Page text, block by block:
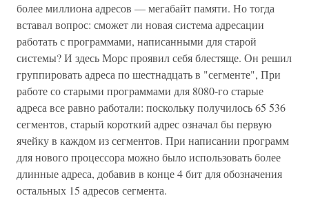
более миллиона адресов — мегабайт памяти. Но тогда
вставал вопрос: сможет ли новая система адресации
работать с программами, написанными для старой
системы? И здесь Морс проявил себя блестяще. Он решил
группировать адреса по шестнадцать в "сегменте", При
работе со старыми программами для 8080-го старые
адреса все равно работали: поскольку получилось 65 536
сегментов, старый короткий адрес означал бы первую
ячейку в каждом из сегментов. При написании программ
для нового процессора можно было использовать более
длинные адреса, добавив в конце 4 бит для обозначения
остальных 15 адресов сегмента.